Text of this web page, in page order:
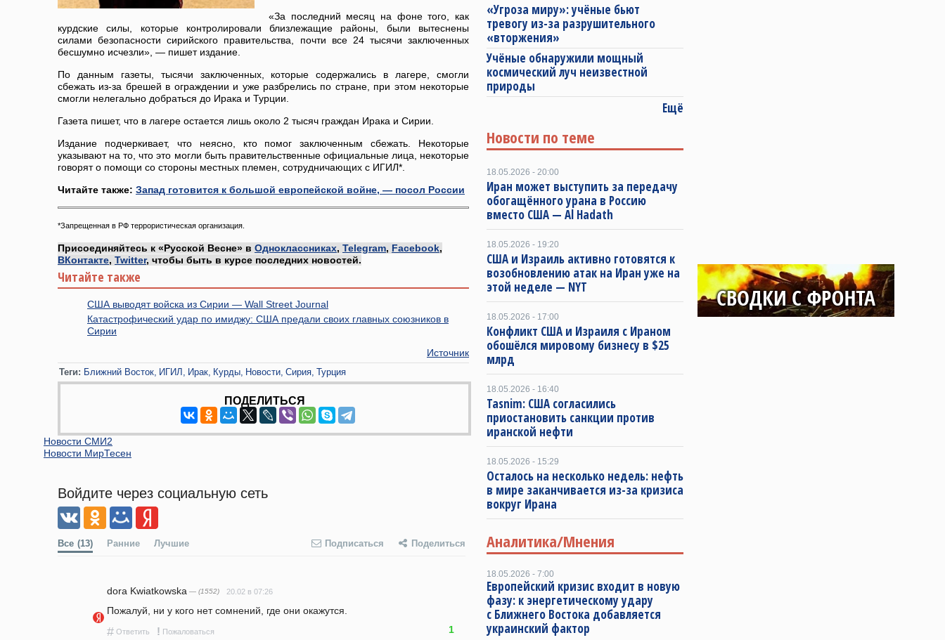
«За последний месяц на фоне того, как
курдские силы, которые контролировали близлежащие районы, были вытеснены
силами безопасности сирийского правительства, почти все 24 тысячи заключенных
бесшумно исчезли», — пишет издание.
По данным газеты, тысячи заключенных, которые содержались в лагере, смогли
сбежать из-за брешей в ограждении и уже разбрелись по стране, при этом некоторые
смогли нелегально добраться до Ирака и Турции.
Газета пишет, что в лагере остается лишь около 2 тысяч граждан Ирака и Сирии.
Издание подчеркивает, что неясно, кто помог заключенным сбежать. Некоторые
указывают на то, что это могли быть правительственные официальные лица, некоторые
говорят о помощи со стороны местных племен, сотрудничающих с ИГИЛ*.
Читайте также: Запад готовится к большой европейской войне, — посол России
*Запрещенная в РФ террористическая организация.
Присоединяйтесь к «Русской Весне» в Одноклассниках, Telegram, Facebook,
ВКонтакте, Twitter, чтобы быть в курсе последних новостей.
Читайте также
США выводят войска из Сирии — Wall Street Journal
Катастрофический удар по имиджу: США предали своих главных союзников в
Сирии
Источник
Теги: Ближний Восток ИГИЛ Ирак Курды Новости Сирия Турция
ПОДЕЛИТЬСЯ
Новости СМИ2
Новости МирТесен
Войдите через социальную сеть
Все (13) Ранние Лучшие Подписаться Поделиться
dora Kwiatkowska — (1552) 20.02 в 07:26
Пожалуй, ни у кого нет сомнений, где они окажутся.
# Ответить ! Пожаловаться 1
«Угроза миру»: учёные бьют
тревогу из-за разрушительного
«вторжения»
Учёные обнаружили мощный
космический луч неизвестной
природы
Ещё
Новости по теме
18.05.2026 - 20:00
Иран может выступить за передачу
обогащённого урана в Россию
вместо США — Al Hadath
18.05.2026 - 19:20
США и Израиль активно готовятся к
возобновлению атак на Иран уже на
этой неделе — NYT
18.05.2026 - 17:00
Конфликт США и Израиля с Ираном
обошёлся мировому бизнесу в $25
млрд
18.05.2026 - 16:40
Tasnim: США согласились
приостановить санкции против
иранской нефти
18.05.2026 - 15:29
Осталось на несколько недель: нефть
в мире заканчивается из-за кризиса
вокруг Ирана
Аналитика/Мнения
18.05.2026 - 7:00
Европейский кризис входит в новую
фазу: к энергетическому удару
с Ближнего Востока добавляется
украинский фактор